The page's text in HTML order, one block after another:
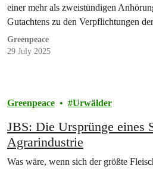
einer mehr als zweistündigen
Gutachtens zu den Verpflichtungen
Greenpeace
29 July 2025
Greenpeace Urwälder
JBS: Die Ursprünge eines
Agrarindustrie
Was wäre, wenn sich der größte